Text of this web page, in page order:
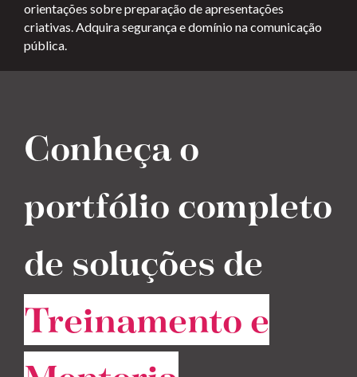
orientações sobre preparação de apresentações
criativas. Adquira segurança e domínio na comunicação
pública.
Conheça o
portfólio completo
de soluçõesde
Treinamento e